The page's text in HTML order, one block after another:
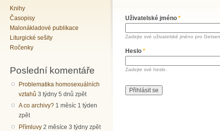
Knihy
Časopisy
Malonákladové publikace
Liturgické sešity
Ročenky
Poslední komentáře
Problematika homosexuálních
vztahů 3 týdny 5 dnů zpět
A co archivy? 1 měsíc 1 týden
zpět
Přímluvy 2 měsíce 3 týdny zpět
Uživatelské jméno *
Zadejte své uživatelské jméno pro
Heslo *
Zadejte své heslo.